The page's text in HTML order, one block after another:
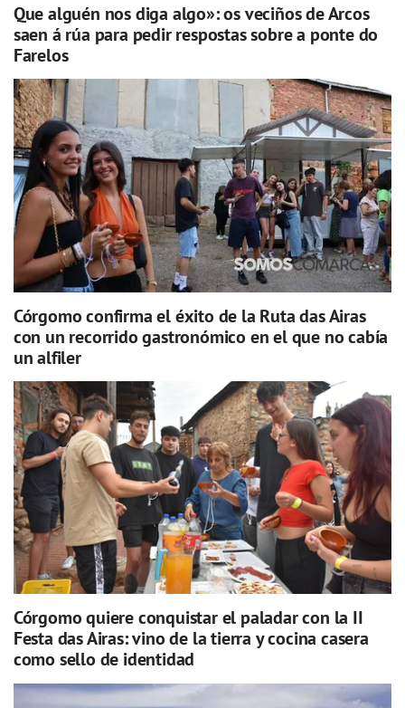
Que alguén nos diga algo»: os veciños de Arcos
saen á rúa para pedir respostas sobre a ponte do
Farelos
Córgomo confirma el éxito de la Ruta das Airas
con un recorrido gastronómico en el que no cabía
un alfiler
Córgomo quiere conquistar el paladar con la II
Festa das Airas: vino de la tierra y cocina casera
como sello de identidad